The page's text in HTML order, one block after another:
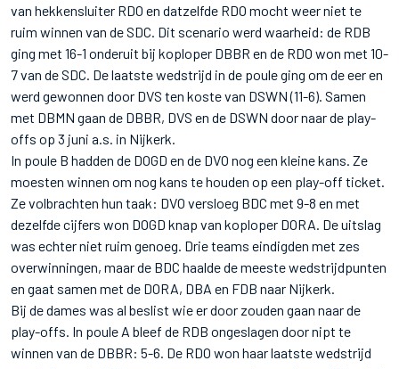
van hekkensluiter RDO en datzelfde RDO mocht weer niet te
ruim winnen van de SDC. Dit scenario werd waarheid: de RDB
ging met 16-1 onderuit bij koploper DBBR en de RDO won met 10-
7 van de SDC. De laatste wedstrijd in de poule ging om de eer en
werd gewonnen door DVS ten koste van DSWN (11-6). Samen
met DBMN gaan de DBBR, DVS en de DSWN door naar de play-
offs op 3 juni a.s. in Nijkerk.
In poule B hadden de DOGD en de DVO nog een kleine kans. Ze
moesten winnen om nog kans te houden op een play-off ticket.
Ze volbrachten hun taak: DVO versloeg BDC met 9-8 en met
dezelfde cijfers won DOGD knap van koploper DORA. De uitslag
was echter niet ruim genoeg. Drie teams eindigden met zes
overwinningen, maar de BDC haalde de meeste wedstrijdpunten
en gaat samen met de DORA, DBA en FDB naar Nijkerk.
Bij de dames was al beslist wie er door zouden gaan naar de
play-offs. In poule A bleef de RDB ongeslagen door nipt te
winnen van de DBBR: 5-6. De RDO won haar laatste wedstrijd